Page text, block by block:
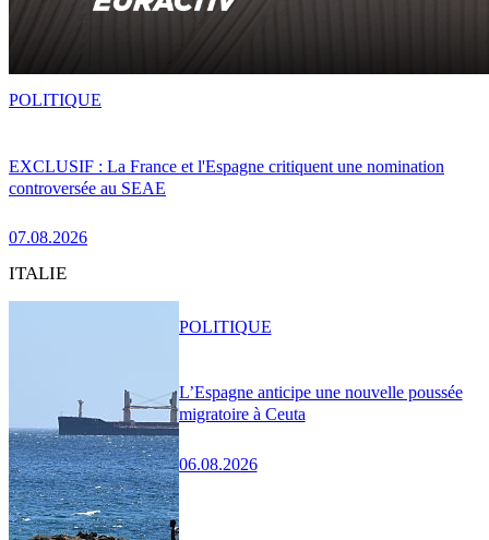
EXCLUSIF : La France et l'Espagne critiquent une nomination
controversée au SEAE
07.08.2026
POLITIQUE
ITALIE
L’Espagne anticipe une nouvelle poussée
migratoire à Ceuta
06.08.2026
POLITIQUE